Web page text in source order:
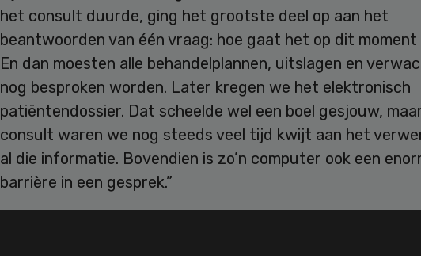
het consult duurde, ging het grootste deel op aan het
beantwoorden van één vraag: hoe gaat het op dit
En dan moesten alle behandelplannen, uitslagen en
nog besproken worden. Later kregen we het elektronisch
patiëntendossier. Dat scheelde wel een boel gesjouw,
consult waren we nog steeds veel tijd kwijt aan het
al die informatie. Bovendien is zo’n computer ook een
barrière in een gesprek.”